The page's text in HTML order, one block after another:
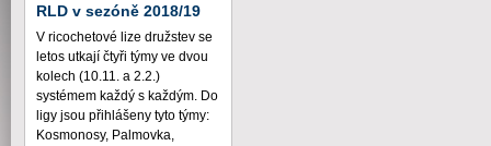
RLD v sezóně 2018/19
V ricochetové lize družstev se
letos utkají čtyři týmy ve dvou
kolech (10.11. a 2.2.)
systémem každý s každým. Do
ligy jsou přihlášeny tyto týmy:
Kosmonosy, Palmovka,